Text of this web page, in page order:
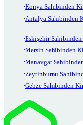
Konya Sahibinden
Antalya Sahibinden
Eskişehir
Mersin Sahibinden
Manavgat
Zeytinburnu
Gebze Sahibinden